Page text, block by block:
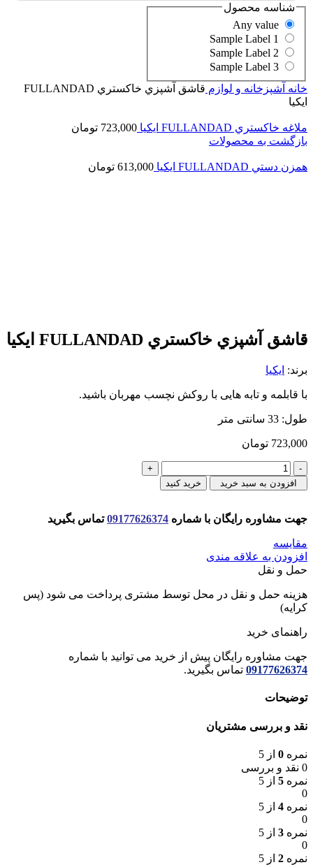
شناسه محصول
خانه آشپزخانه و لوازم
قاشق آشپزي خاكستري FULLANDAD
ايكيا
ملاغه خاكستري FULLANDAD ايكيا 723,000 تومان
بازگشت به محصولات
همزن دستي FULLANDAD ايكيا 613,000 تومان
قاشق آشپزي خاكستري FULLANDAD ايكيا
برند: ایکیا
با قابلمه و تابه هایی با روکش نچسب مهربان باشید.
طول: 33 سانتی متر
723,000 تومان
قاشق
آشپزي
خاكستري
ايكيا
افزودن به سبد خرید خرید کنید
جهت مشاوره رایگان با شماره 09177626374تماس بگیرید
مقایسه
افزودن به علاقه مندی
حمل و نقل
هزینه حمل و نقل در محل توسط مشتری پرداخت می شود (پس
کرایه)
راهنمای خرید
جهت مشاوره رایگان پیش از خرید می توانید با شماره
09177626374 تماس بگیرید.
توضیحات
نقد و بررسی مشتریان
نمره 0 از 5
0 نقد و بررسی
نمره 5 از 5
0
نمره 4 از 5
0
نمره 3 از 5
0
نمره 2 از 5